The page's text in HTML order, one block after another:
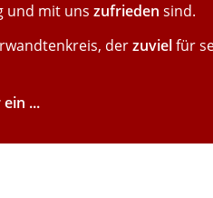
und mit uns zufrieden sind.
derzuvielfür
...